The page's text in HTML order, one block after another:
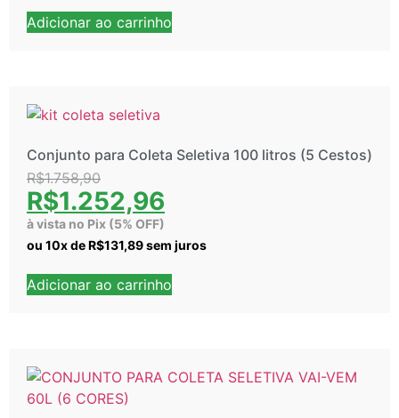
Adicionar ao carrinho
Conjunto para Coleta Seletiva 100 litros (5 Cestos)
R$1.758,90
R$1.252,96
à vista no Pix (5% OFF)
ou 10x deR$131,89sem juros
Adicionar ao carrinho